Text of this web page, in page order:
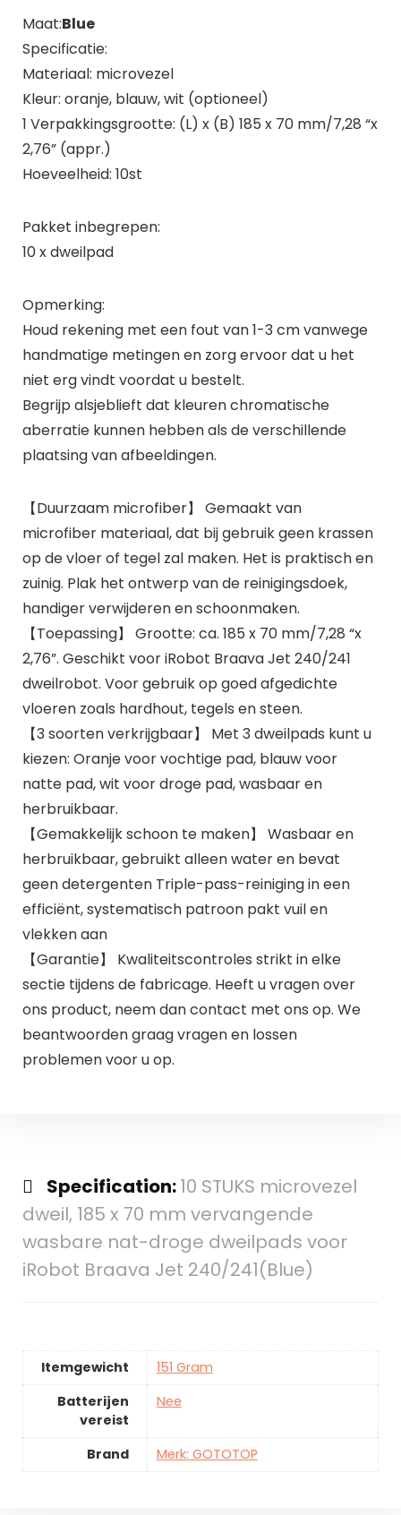
Maat:Blue
Specificatie:
Materiaal: microvezel
Kleur: oranje, blauw, wit (optioneel)
1 Verpakkingsgrootte: (L) x (B) 185 x 70 mm/7,28 “x
2,76” (appr.)
Hoeveelheid: 10st
Pakket inbegrepen:
10 x dweilpad
Opmerking:
Houd rekening met een fout van 1-3 cm vanwege
handmatige metingen en zorg ervoor dat u het
niet erg vindt voordat u bestelt.
Begrijp alsjeblieft dat kleuren chromatische
aberratie kunnen hebben als de verschillende
plaatsing van afbeeldingen.
【Duurzaam microfiber】 Gemaakt van
microfiber materiaal, dat bij gebruik geen krassen
op de vloer of tegel zal maken. Het is praktisch en
zuinig. Plak het ontwerp van de reinigingsdoek,
handiger verwijderen en schoonmaken.
【Toepassing】 Grootte: ca. 185 x 70 mm/7,28 “x
2,76”. Geschikt voor iRobot Braava Jet 240/241
dweilrobot. Voor gebruik op goed afgedichte
vloeren zoals hardhout, tegels en steen.
【3 soorten verkrijgbaar】 Met 3 dweilpads kunt u
kiezen: Oranje voor vochtige pad, blauw voor
natte pad, wit voor droge pad, wasbaar en
herbruikbaar.
【Gemakkelijk schoon te maken】 Wasbaar en
herbruikbaar, gebruikt alleen water en bevat
geen detergenten Triple-pass-reiniging in een
efficiënt, systematisch patroon pakt vuil en
vlekken aan
【Garantie】 Kwaliteitscontroles strikt in elke
sectie tijdens de fabricage. Heeft u vragen over
ons product, neem dan contact met ons op. We
beantwoorden graag vragen en lossen
problemen voor u op.
Specification:10 STUKS microvezel
dweil, 185 x 70 mm vervangende
wasbare nat-droge dweilpads voor
iRobot Braava Jet 240/241(Blue)
Itemgewicht
151 Gram
Batterijen
vereist
Nee
Brand Merk: GOTOTOP